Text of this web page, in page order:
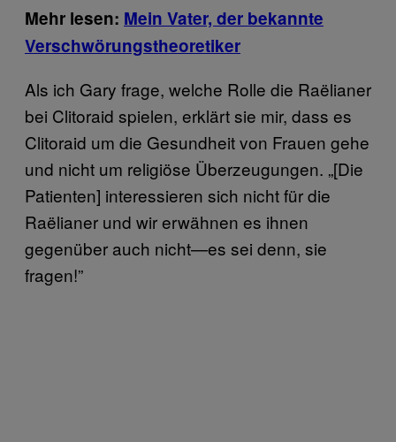
Mehr lesen: Mein Vater, der bekannte
Verschwörungstheoretiker
Als ich Gary frage, welche Rolle die Raëlianer
bei Clitoraid spielen, erklärt sie mir, dass es
Clitoraid um die Gesundheit von Frauen gehe
und nicht um religiöse Überzeugungen. „[Die
Patienten] interessieren sich nicht für die
Raëlianer und wir erwähnen es ihnen
gegenüber auch nicht—es sei denn, sie
fragen!”